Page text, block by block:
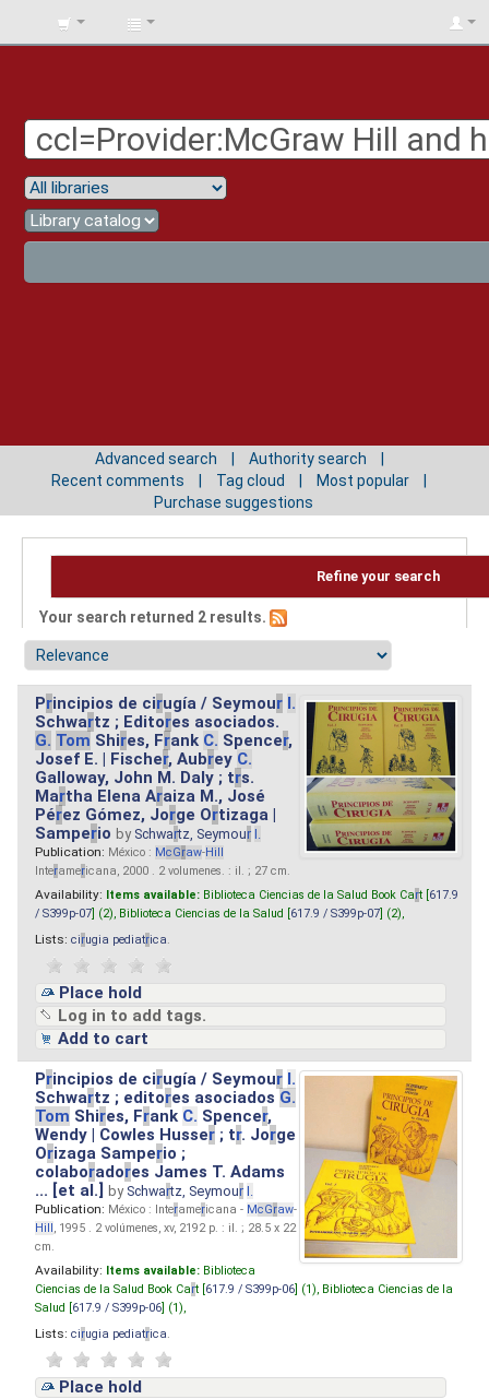
BIBLIOTECA
Advanced search
Authority search
Recent comments
Tag cloud
Most popular
Purchase suggestions
Refine your search
Your search returned 2 results.
Principios de cirugía / Seymour I.
Schwartz ; Editores asociados.
G. Tom Shires, Frank C. Spencer,
Josef E. | Fischer, Aubrey C.
Galloway, John M. Daly ; trs.
Martha Elena Araiza M., José
Pérez Gómez, Jorge Ortizaga |
Samperio by Schwartz, Seymour I.
Publication: México : McGraw-Hill
Interamericana, 2000 . 2 volumenes. : il. ; 27 cm.
Availability: Items available: Biblioteca Ciencias de la Salud Book Cart [ 617.9
/ S399p-07 ] (2), Biblioteca Ciencias de la Salud [ 617.9 / S399p-07 ] (2),
Lists: cirugia pediatrica
Place hold
Log in to add tags.
Add to cart
Principios de cirugía / Seymour I.
Schwartz ; editores asociados G.
Tom Shires, Frank C. Spencer,
Wendy | Cowles Husser ; tr. Jorge
Orizaga Samperio ;
colaboradores James T. Adams
... [et al.]by Schwartz, Seymour I.
Publication: México : Interamericana - McGraw-
Hill, 1995 . 2 volúmenes, xv, 2192 p. : il. ; 28.5 x 22
cm.
Availability: Items available: Biblioteca
Ciencias de la Salud Book Cart [ 617.9 / S399p-06 ] (1), Biblioteca Ciencias de la
Salud [ 617.9 / S399p-06 ] (1),
Lists: cirugia pediatrica
Place hold